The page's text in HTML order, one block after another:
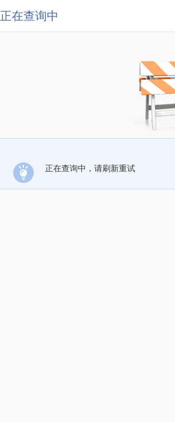
正在查询中
正在查询中，请刷新重试